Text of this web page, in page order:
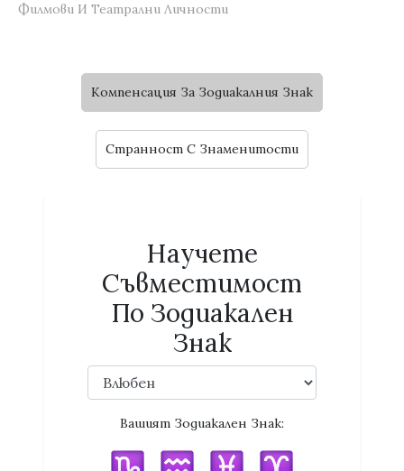
Филмови И Театрални Личности
Компенсация За Зодиакалния Знак
Странност C Знаменитости
Научете
Съвместимост
По Зодиакален
Знак
Вашият Зодиакален Знак: